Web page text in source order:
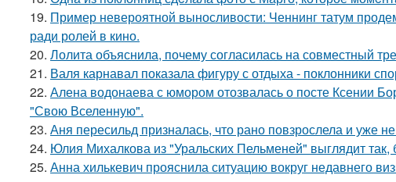
19. Пример невероятной выносливости: Ченнинг татум
ради ролей в кино.
20. Лолита объяснила, почему согласилась на совместный
21. Валя карнавал показала фигуру с отдыха - поклонники
22. Алена водонаева с юмором отозвалась о посте Ксении
"Свою Вселенную".
23. Аня пересильд призналась, что рано повзрослела и уже
24. Юлия Михалкова из "Уральских Пельменей" выглядит так,
25. Анна хилькевич прояснила ситуацию вокруг недавнего